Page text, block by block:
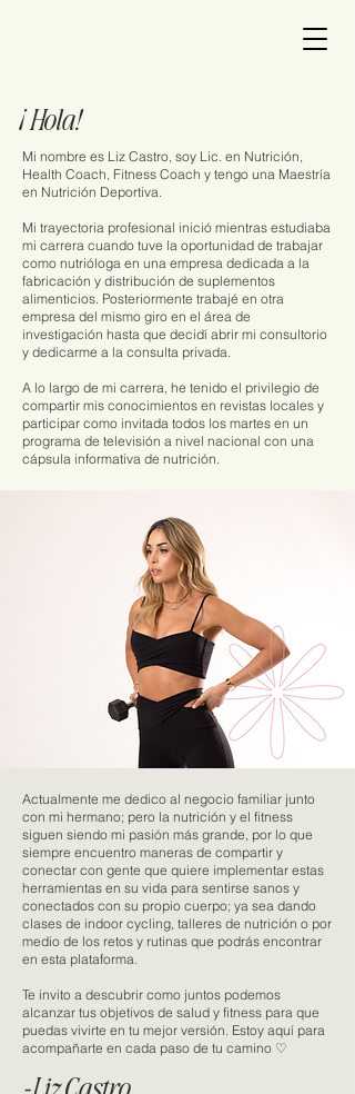
¡Hola!
Mi nombre es Liz Castro, soy Lic. en Nutrición,
Health Coach, Fitness Coach y tengo una Maestría
en Nutrición Deportiva.
Mi trayectoria profesional inició mientras estudiaba
mi carrera cuando tuve la oportunidad de trabajar
como nutrióloga en una empresa dedicada a la
fabricación y distribución de suplementos
alimenticios. Posteriormente trabajé en otra
empresa del mismo giro en el área de
investigación hasta que decidí abrir mi consultorio
y dedicarme a la consulta privada.
A lo largo de mi carrera, he tenido el privilegio de
compartir mis conocimientos en revistas locales y
participar como invitada todos los martes en un
programa de televisión a nivel nacional con una
cápsula informativa de nutrición.
Actualmente me dedico al negocio familiar junto
con mi hermano; pero la nutrición y el fitness
siguen siendo mi pasión más grande, por lo que
siempre encuentro maneras de compartir y
conectar con gente que quiere implementar estas
herramientas en su vida para sentirse sanos y
conectados con su propio cuerpo; ya sea dando
clases de indoor cycling, talleres de nutrición o por
medio de los retos y rutinas que podrás encontrar
en esta plataforma.
Te invito a descubrir como juntos podemos
alcanzar tus objetivos de salud y fitness para que
puedas vivirte en tu mejor versión. Estoy aquí para
acompañarte en cada paso de tu camino ♡